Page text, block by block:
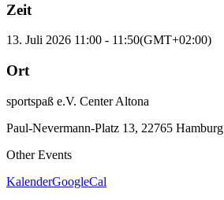
Zeit
13. Juli 2026 11:00 - 11:50(GMT+02:00)
Ort
sportspaß e.V. Center Altona
Paul-Nevermann-Platz 13, 22765 Hamburg
Other Events
KalenderGoogleCal